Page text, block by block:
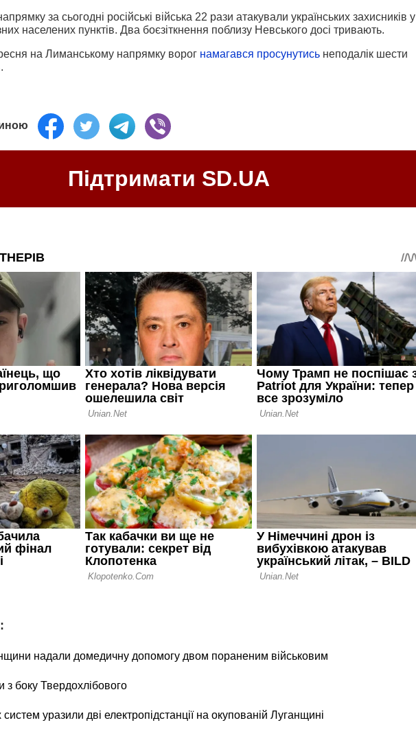
за сьогодні російські війська 22 рази атакували українських захисників у
населених пунктів. Два боєзіткнення поблизу Невського досі тривають.
на Лиманському напрямку ворог намагався просунутись неподалік шести
Підтримати SD.UA
надали домедичну допомогу двом пораненим військовим
з боку Твердохлібового
уразили дві електропідстанції на окупованій Луганщині